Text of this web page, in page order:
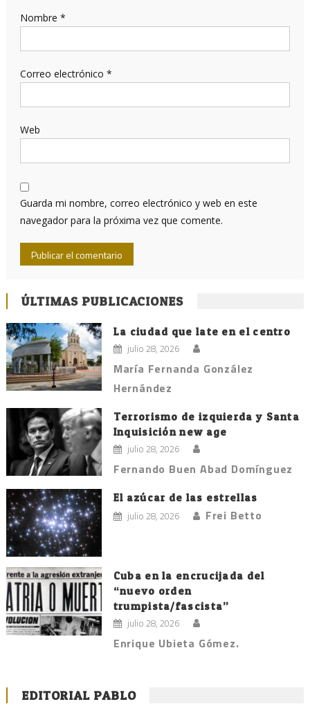
Nombre *
Correo electrónico *
Web
Guarda mi nombre, correo electrónico y web en este
navegador para la próxima vez que comente.
ÚLTIMAS PUBLICACIONES
La ciudad que late en el centro
julio 28, 2026
María Fernanda González
Hernández
Terrorismo de izquierda y Santa
Inquisición new age
julio 28, 2026
Fernando Buen Abad Domínguez
El azúcar de las estrellas
julio 28, 2026 Frei Betto
Cuba en la encrucijada del
“nuevo orden
trumpista/fascista”
julio 28, 2026
Enrique Ubieta Gómez.
EDITORIAL PABLO